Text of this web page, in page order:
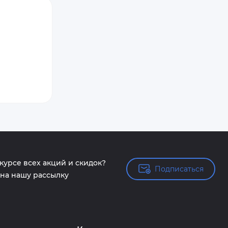
всех акций и скидок?
нашу рассылку
Подписаться
Подписаться